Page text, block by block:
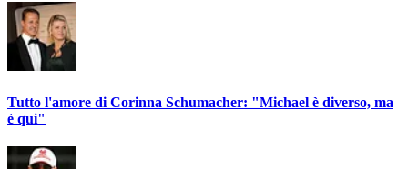
Tutto l'amore di Corinna Schumacher: "Michael è diverso, ma
è qui"